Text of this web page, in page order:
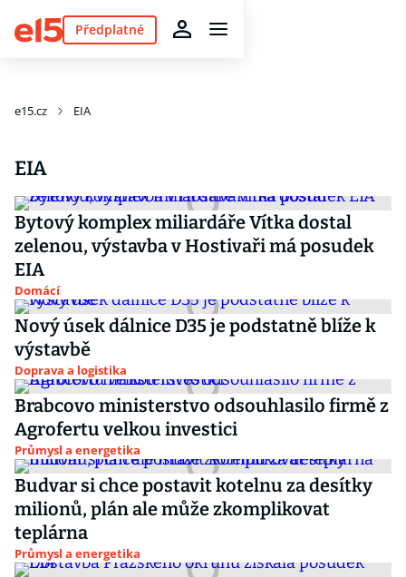
Předplatné
e15.cz EIA
EIA
Bytový komplex miliardáře Vítka dostal
zelenou, výstavba v Hostivaři má posudek
EIA
Domácí
Nový úsek dálnice D35 je podstatně blíže k
výstavbě
Doprava a logistika
Brabcovo ministerstvo odsouhlasilo firmě z
Agrofertu velkou investici
Průmysl a energetika
Budvar si chce postavit kotelnu za desítky
milionů, plán ale může zkomplikovat
teplárna
Průmysl a energetika